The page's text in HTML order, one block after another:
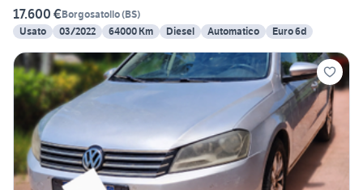
17.600 €Borgosatollo(BS)
Usato
03/2022 64000 Km Diesel Automatico Euro 6d